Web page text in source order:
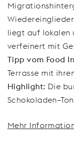
liegt auf lokalen
verfeinert mit
Tipp vom Food
Terrasse mit
Highlight: Die
Mehr